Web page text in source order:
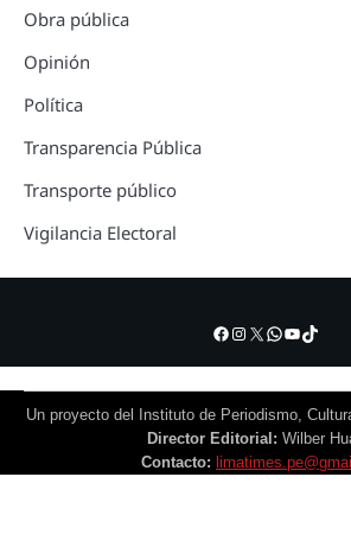
Obra pública
Opinión
Política
Transparencia Pública
Transporte público
Vigilancia Electoral
Facebook
Instagram
X WhatsApp
YouTube
TikTok
Un proyecto del Instituto de Periodismo,
Director Editorial: Wilber
Contacto: